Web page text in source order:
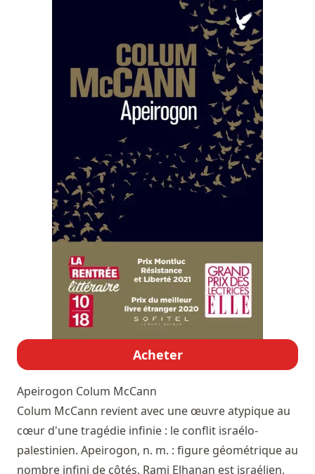
Acheter
Apeirogon Colum McCann
Colum McCann revient avec une œuvre atypique au
cœur d'une tragédie infinie : le conflit israélo-
palestinien. Apeirogon, n. m. : figure géométrique au
nombre infini de côtés. Rami Elhanan est israélien,